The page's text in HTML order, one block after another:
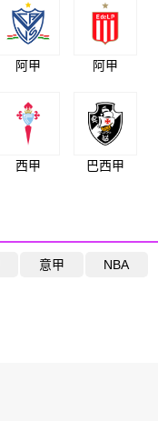
阿甲 阿甲
西甲 巴西甲
意甲 NBA